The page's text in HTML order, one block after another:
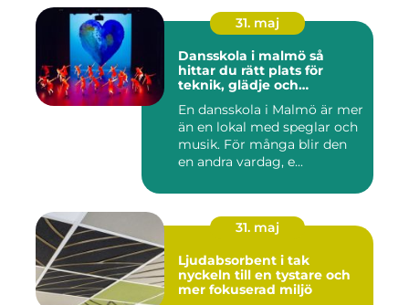
31. maj
Dansskola i malmö så
hittar du rätt plats för
teknik, glädje och
En dansskola i Malmö är mer
än en lokal med speglar och
musik. För många blir den
en andra vardag, e...
31. maj
Ljudabsorbent i tak
nyckeln till en tystare och
mer fokuserad miljö